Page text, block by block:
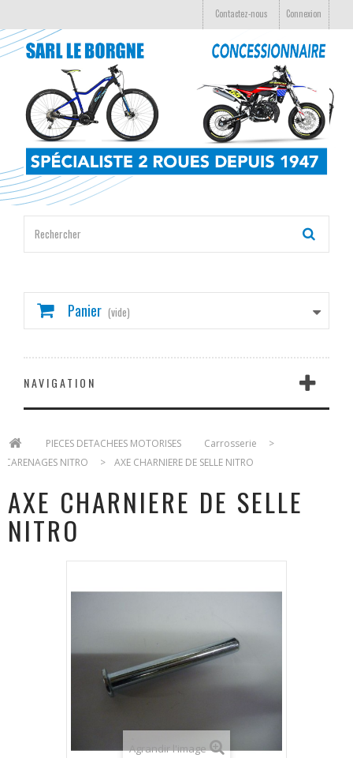
Connexion
Contactez-nous
Panier (vide)
NAVIGATION
PIECES DETACHEES MOTORISES Carrosserie
>
CARENAGES NITRO
> AXE CHARNIERE DE SELLE NITRO
AXE CHARNIERE DE SELLE
NITRO
Agrandir l'image